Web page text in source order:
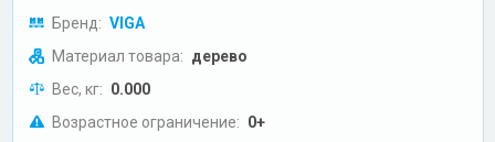
Бренд: VIGA
Материал товара: дерево
Вес, кг: 0.000
Возрастное ограничение: 0+